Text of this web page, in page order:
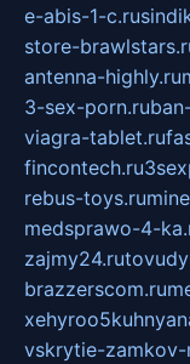
e-abis-1-c.ru
store-
antenna-highly.ru
3-sex-porn.ru
viagra-tablet.ru
fincontech.ru
rebus-toys.ru
medsprawo-4-
zajmy24.ru
brazzerscom.ru
vskrytie-zamkov-